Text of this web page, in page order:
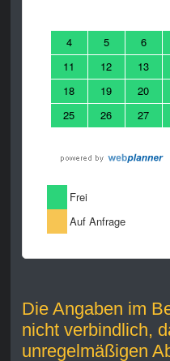
Die Angaben im
nicht verbindlich,
unregelmäßigen